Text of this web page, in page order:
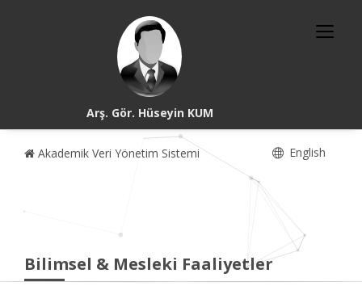
Arş. Gör. Hüseyin KUM
Akademik Veri Yönetim Sistemi English
Bilimsel & Mesleki Faaliyetler